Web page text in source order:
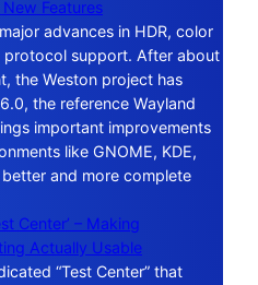
Features
advances in HDR, color
protocol support. After about
the Weston project has
the reference Wayland
important improvements
like GNOME, KDE,
and more complete
Center’ – Making
Actually Usable
“Test Center” that